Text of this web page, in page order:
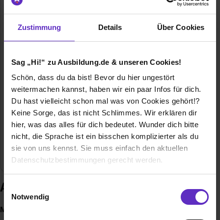
Zustimmung Details Über Cookies
Sag „Hi!“ zu Ausbildung.de & unseren Cookies!
Schön, dass du da bist! Bevor du hier ungestört
weitermachen kannst, haben wir ein paar Infos für dich.
Du hast vielleicht schon mal was von Cookies gehört!?
Keine Sorge, das ist nicht Schlimmes. Wir erklären dir
hier, was das alles für dich bedeutet. Wunder dich bitte
nicht, die Sprache ist ein bisschen komplizierter als du
sie von uns kennst. Sie muss einfach den aktuellen
Datenschutzbestimmungen gerecht werden.
Einwilligungsauswahl
Notwendig
Markt Holzkirchen
Marktplatz 2
83607 Holzkirchen
08024 642-1130
E-Mail anzeigen
Ausbildung bei Markt Holzkirchen
Mitten im Leben. Mitten im Job. Wir liegen richtig